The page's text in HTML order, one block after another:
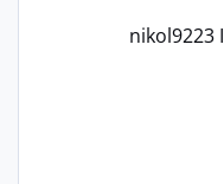
nikol9223